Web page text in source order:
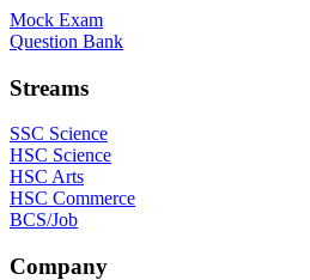
Mock Exam
Question Bank
Streams
SSC Science
HSC Science
HSC Arts
HSC Commerce
BCS/Job
Company